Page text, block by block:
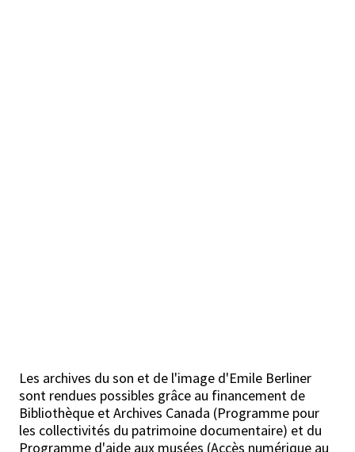
Les archives du son et de l'image d'Emile Berliner
sont rendues possibles grâce au financement de
Bibliothèque et Archives Canada (Programme pour
les collectivités du patrimoine documentaire) et du
Programme d'aide aux musées (Accès numérique au